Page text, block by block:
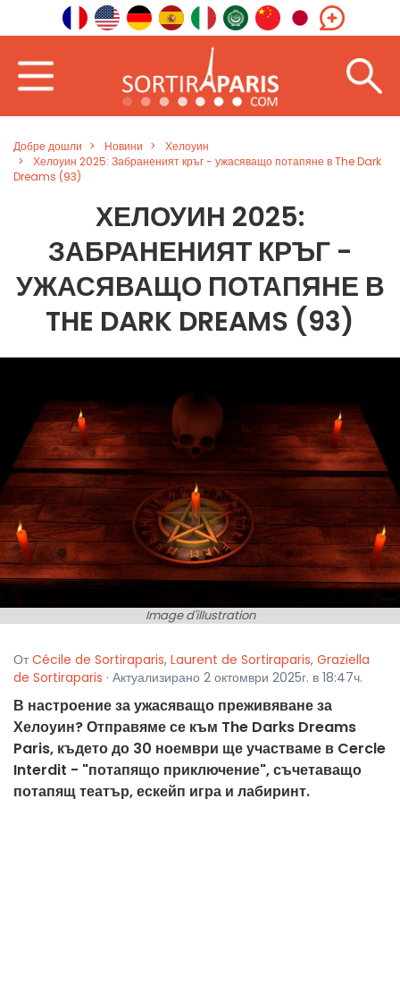
Добре дошли Новини
Хелоуин
Хелоуин 2025: Забраненият кръг - ужасяващо потапяне в The Dark
Dreams (93)
ХЕЛОУИН 2025:
ЗАБРАНЕНИЯТ КРЪГ -
УЖАСЯВАЩО ПОТАПЯНЕ В
THE DARK DREAMS (93)
Image d'illustration
От Cécile de Sortiraparis, Laurent de Sortiraparis, Graziella
de Sortiraparis · Актуализирано 2 октомври 2025г. в 18:47ч.
В настроение за ужасяващо преживяване за
Хелоуин? Отправяме се към The Darks Dreams
Paris, където до 30 ноември ще участваме в Cercle
Interdit - "потапящо приключение", съчетаващо
потапящ театър, ескейп игра и лабиринт.